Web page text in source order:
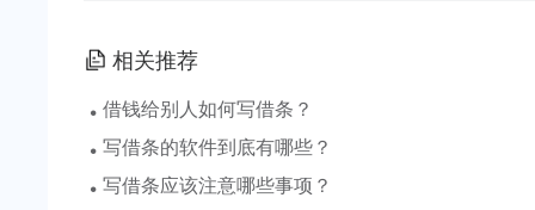
相关推荐
· 借钱给别人如何写借条？
· 写借条的软件到底有哪些？
· 写借条应该注意哪些事项？